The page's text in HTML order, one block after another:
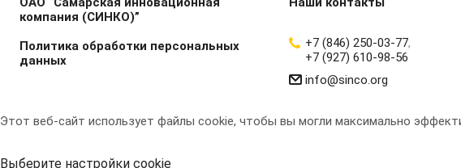
компания (СИНКО)”
Политика обработки персональных
данных
+7 (846) 250-03-77,
+7 (927) 610-98-56
info@sinco.org
Этот веб-сайт использует файлы cookie, чтобы вы могли максимально
Выберите настройки cookie